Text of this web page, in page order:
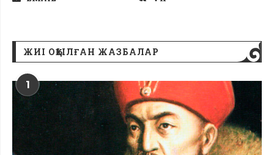
ЖИІ ОҚЫЛҒАН ЖАЗБАЛАР
1